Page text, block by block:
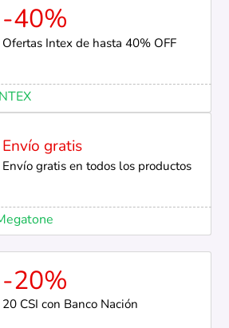
-40%
Ofertas Intex de hasta 40% OFF
Envío gratis
Envío gratis en todos los productos
-20%
20 CSI con Banco Nación